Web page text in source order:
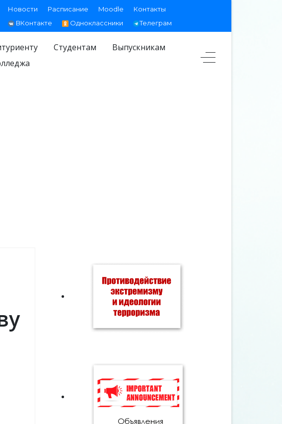
Новости Расписание Moodle
Контакты
ВКонтакте
Одноклассники Телеграм
Студентам
Выпускникам